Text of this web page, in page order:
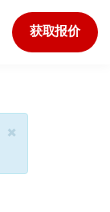
获取报价
×